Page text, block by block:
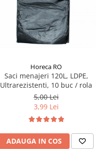
Horeca RO
Saci menajeri 120L, LDPE,
Ultrarezistenti, 10 buc / rola
5,00 Lei
3,99 Lei
ADAUGA IN COS